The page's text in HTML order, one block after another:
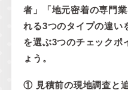
者」「地元密着の専門
れる3つのタイプの違い
を選ぶ3つのチェックポ
ょう。
① 見積前の現地調査と